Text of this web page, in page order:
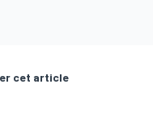
cet article